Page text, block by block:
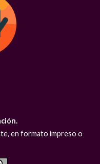
en formato impreso o